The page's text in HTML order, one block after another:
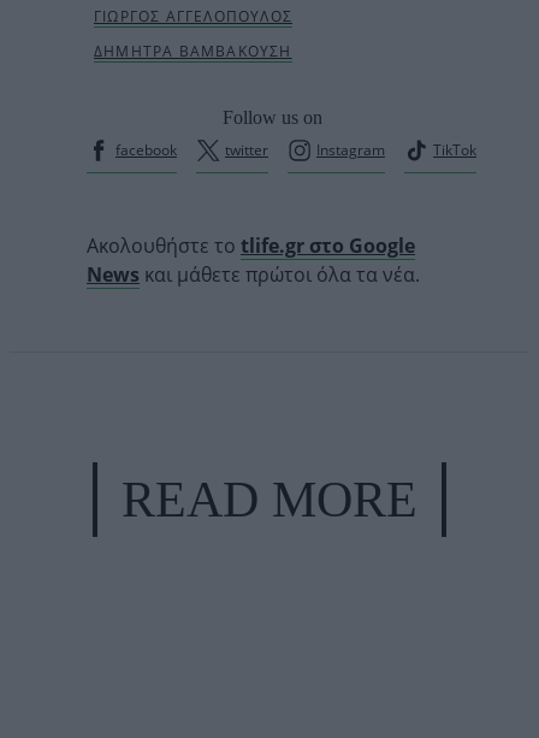
Follow us on
facebook
twitter Instagram TikTok
Ακολουθήστε το tlife.gr στο Google
News και μάθετε πρώτοι όλα τα νέα.
READ MORE